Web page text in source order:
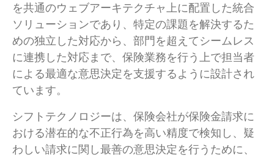
を共通のウェブアーキテクチャ上に配置した統合
ソリューションであり、特定の課題を解決するた
めの独立した対応から、部門を超えてシームレス
に連携した対応まで、保険業務を行う上で担当者
による最適な意思決定を支援するように設計され
ています。
シフトテクノロジーは、保険会社が保険金請求に
おける潜在的な不正行為を高い精度で検知し、疑
わしい請求に関し最善の意思決定を行うために、